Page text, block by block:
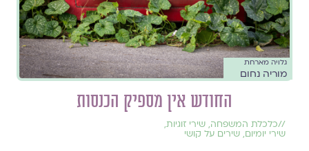
גלויה מארחת
מוריה נחום
החודש אין מספיק הכנסות
//כלכלת המשפחה, שירי זוגיות,
שירי יומיום, שירים על קושי